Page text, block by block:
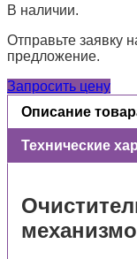
В наличии.
Отправьте заявку
предложение.
Запросить цену
Описание
Технические